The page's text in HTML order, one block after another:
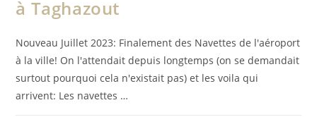
à Taghazout
Nouveau Juillet 2023: Finalement des Navettes de l'aéroport
à la ville! On l'attendait depuis longtemps (on se demandait
surtout pourquoi cela n'existait pas) et les voila qui
arrivent: Les navettes …